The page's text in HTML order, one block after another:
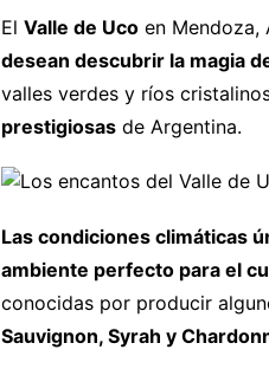
El Valle de Uco en Mendoza,
desean descubrir la magia
valles verdes y ríos
prestigiosas de Argentina.
Las condiciones climáticas
ambiente perfecto para el
conocidas por producir
Sauvignon, Syrah y